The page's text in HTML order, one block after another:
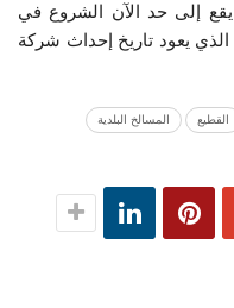
يقع إلى حد الآن الشروع في
الذي يعود تاريخ إحداث شركة
القطيع المسالخ البلدية